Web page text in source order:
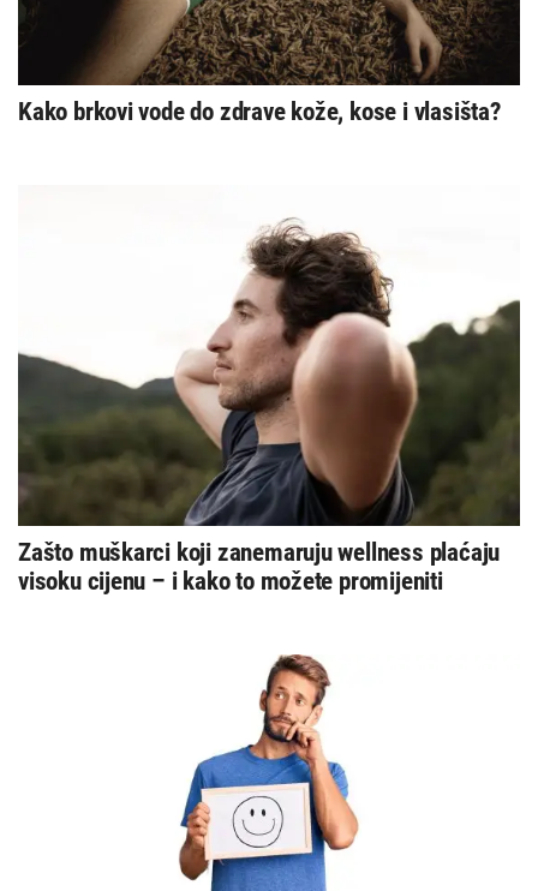
Kako brkovi vode do zdrave kože, kose i vlasišta?
Zašto muškarci koji zanemaruju wellness plaćaju
visoku cijenu – i kako to možete promijeniti